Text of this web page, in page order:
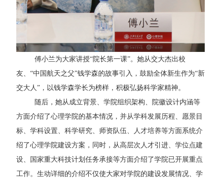
傅小兰为大家讲授“院长第一课”。她从交大杰出校
友、“中国航天之父”钱学森的故事引入，鼓励全体新生作为“新
交大人”，以钱学森学长为榜样，积极弘扬科学家精神。
随后，她从成立背景、学院组织架构、院徽设计内涵等
方面介绍了心理学院的基本情况，并从学科发展历程、愿景目
标、学科设置、科学研究、师资队伍、人才培养等方面系统介
绍了心理学院建设方案，同时，从高层次人才引进、学位点建
设、国家重大科技计划任务承接等方面介绍了学院已开展重点
工作。生动详细的介绍不仅使大家对学院的建设发展情况、学